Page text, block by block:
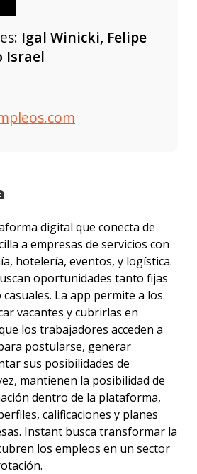
Igal Winicki, Felipe
Israel
digital que conecta de
a empresas de servicios con
hotelería, eventos, y logística.
oportunidades tanto fijas
La app permite a los
vacantes y cubrirlas en
los trabajadores acceden a
postularse, generar
sus posibilidades de
mantienen la posibilidad de
dentro de la plataforma,
calificaciones y planes
Instant busca transformar la
los empleos en un sector